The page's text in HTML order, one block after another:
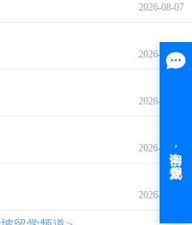
2026-08-07
2026-08-07
2026-08-07
2026-08-07
2026-08-07